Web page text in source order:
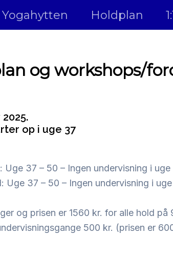
Holdplan
og workshops/
op i uge 37
Uge 37 – 50 – Ingen undervisning i
Uge 37 – 50 – Ingen undervisning i
og prisen er 1560 kr. for alle hold på
500 kr. (prisen er